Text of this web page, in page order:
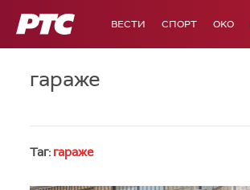
РТС ВЕСТИ СПОРТ OKO
гараже
Таг: гараже